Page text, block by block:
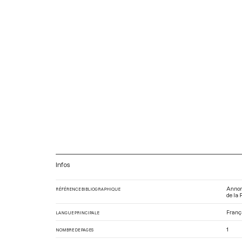
Infos
RÉFÉRENCE BIBLIOGRAPHIQUE
de la
LANGUE PRINCIPALE
NOMBRE DE PAGES 1